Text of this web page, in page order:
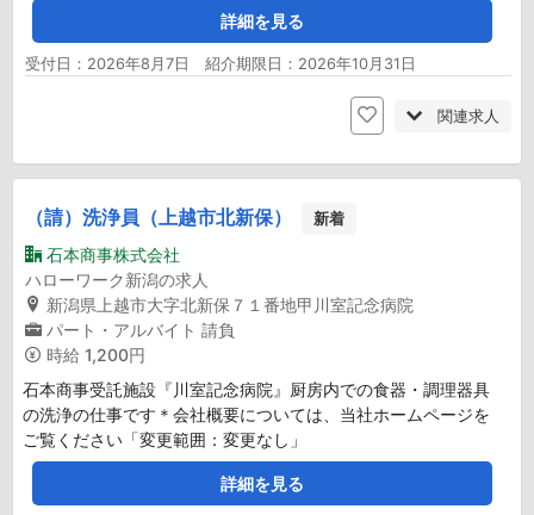
詳細を見る
受付日：2026年8月7日 紹介期限日：2026年10月31日
関連求人
（請）洗浄員（上越市北新保） 新着
石本商事株式会社
ハローワーク新潟の求人
新潟県上越市大字北新保７１番地甲川室記念病院
パート・アルバイト 請負
時給 1,200円
石本商事受託施設『川室記念病院』厨房内での食器・調理器具
の洗浄の仕事です＊会社概要については、当社ホームページを
ご覧ください「変更範囲：変更なし」
詳細を見る